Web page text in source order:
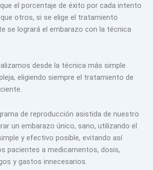
el porcentaje de éxito por cada intento
otros, si se elige el tratamiento
se logrará el embarazo con la técnica
desde la técnica más simple
eligiendo siempre el tratamiento de
de reproducción asistida de nuestro
un embarazo único, sano, utilizando el
y efectivo posible, evitando así
pacientes a medicamentos, dosis,
y gastos innecesarios.